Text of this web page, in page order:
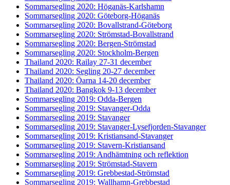
Sommarsegling 2020: Höganäs-Karlshamn
Sommarsegling 2020: Göteborg-Höganäs
Sommarsegling 2020: Bovallstrand-Göteborg
Sommarsegling 2020: Strömstad-Bovallstrand
Sommarsegling 2020: Bergen-Strömstad
Sommarsegling 2020: Stockholm-Bergen
Thailand 2020: Railay 27-31 december
Thailand 2020: Segling 20-27 december
Thailand 2020: Öarna 14-20 december
Thailand 2020: Bangkok 9-13 december
Sommarsegling 2019: Odda-Bergen
Sommarsegling 2019: Stavanger-Odda
Sommarsegling 2019: Stavanger
Sommarsegling 2019: Stavanger-Lysefjorden-Stavanger
Sommarsegling 2019: Kristiansand-Stavanger
Sommarsegling 2019: Stavern-Kristiansand
Sommarsegling 2019: Andhämtning och reflektion
Sommarsegling 2019: Strömstad-Stavern
Sommarsegling 2019: Grebbestad-Strömstad
Sommarsegling 2019: Wallhamn-Grebbestad